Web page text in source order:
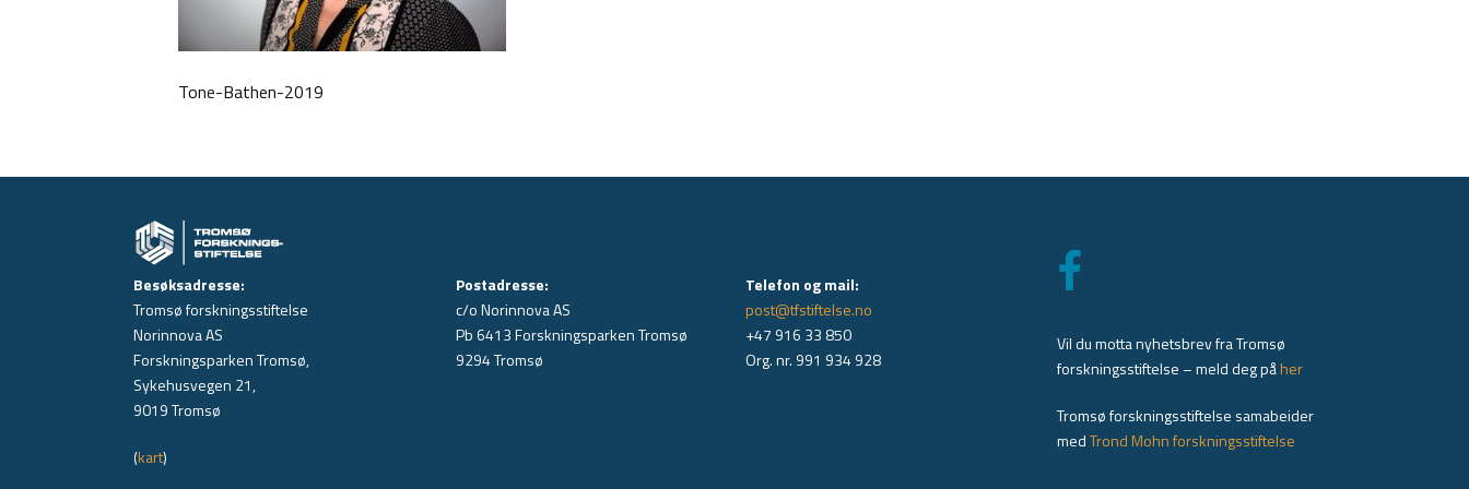
Tone-Bathen-2019
Besøksadresse:
Tromsø forskningsstiftelse
Norinnova AS
Forskningsparken Tromsø,
Sykehusvegen 21,
9019 Tromsø
(kart)
Postadresse:
c/o Norinnova AS
Pb 6413 Forskningsparken Tromsø
9294 Tromsø
Telefon og mail:
post@tfstiftelse.no
+47 916 33 850
Org. nr. 991 934 928
Vil du motta nyhetsbrev fra Tromsø
forskningsstiftelse – meld deg påher
Tromsø forskningsstiftelse samabeider
medTrond Mohn forskningsstiftelse